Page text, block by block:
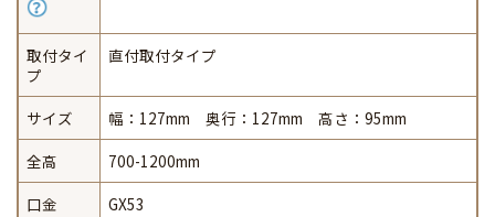
取付タイ
プ
直付取付タイプ
サイズ
幅：127mm 奥行：127mm 高さ：95mm
全高
700-1200mm
口金
GX53